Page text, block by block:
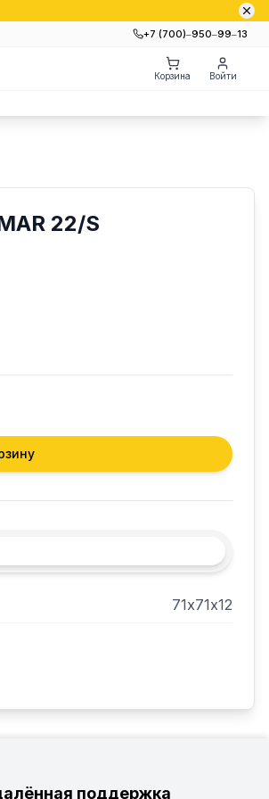
+7 (700)‒950‒99‒13
Корзина Войти
22/S
71х71х12
поддержка